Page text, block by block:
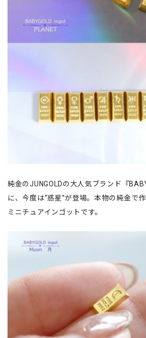
純金のJUNGOLDの大人気ブランド『
に、今度は“惑星”が登場。本物の純金で
ミニチュアインゴットです。